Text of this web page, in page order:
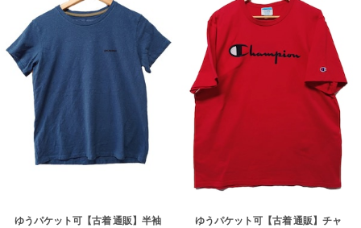
ゆうパケット可【古着 通販】半袖
ゆうパケット可【古着 通販】チャ